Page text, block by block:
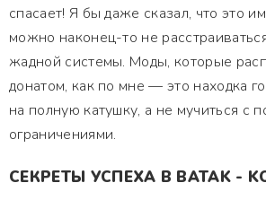
спасает! Я бы даже сказал, что это
можно наконец-то не
жадной системы. Моды, которые
донатом, как по мне — это находка
на полную катушку, а не мучиться с
ограничениями.
СЕКРЕТЫ УСПЕХА В BATAK -